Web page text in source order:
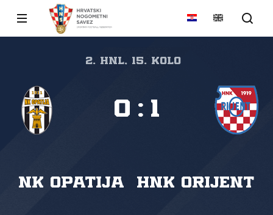
2. HNL, 15. kolo
NK Opatija HNK Orijent
0 : 1